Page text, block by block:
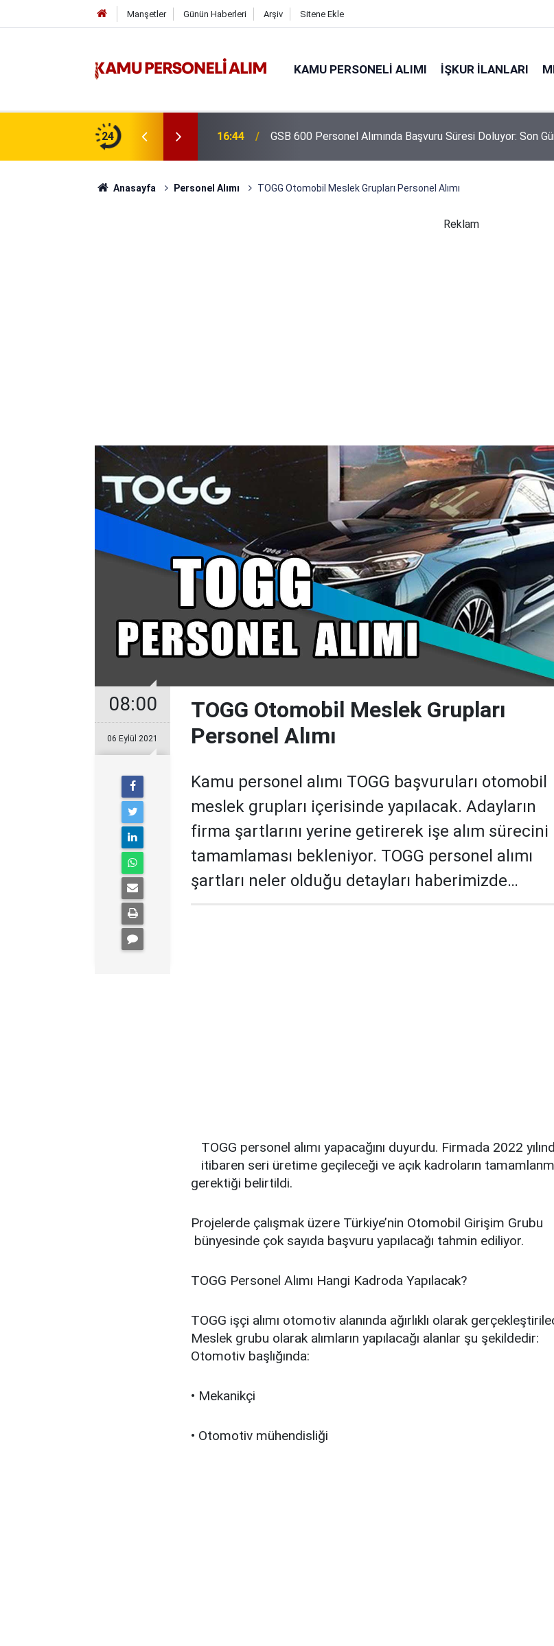
Manşetler Günün Haberleri Arşiv Sitene Ekle
KAMU PERSONELI ALIMI İŞKUR İLANLARI
24
Gündemde! Bakan Çiftçi Süreci
16:44 GSB 600 Personel Alımında Başvuru Süresi Doluyor: Son
Anasayfa Personel Alımı TOGG Otomobil Meslek Grupları Personel Alımı
Reklam
08:00
06 Eylül 2021
TOGG Otomobil Meslek Grupları
Personel Alımı
Kamu personel alımı TOGG başvuruları otomobil
meslek grupları içerisinde yapılacak. Adayların
firma şartlarını yerine getirerek işe alım sürecini
tamamlaması bekleniyor. TOGG personel alımı
şartları neler olduğu detayları haberimizde…
TOGG personel alımı yapacağını duyurdu. Firmada 2022
itibaren seri üretime geçileceği ve açık kadroların
gerektiği belirtildi.
Projelerde çalışmak üzere Türkiye’nin Otomobil Girişim Grubu
bünyesinde çok sayıda başvuru yapılacağı tahmin ediliyor.
TOGG Personel Alımı Hangi Kadroda Yapılacak?
TOGG işçi alımı otomotiv alanında ağırlıklı olarak
Meslek grubu olarak alımların yapılacağı alanlar şu şekildedir:
Otomotiv başlığında:
• Mekanikçi
• Otomotiv mühendisliği